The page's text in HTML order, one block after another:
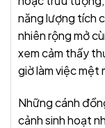
năng lượng tích
nhiên rộng mở
xem cảm thấy
giờ làm việc mệt
Những cánh
cảnh sinh hoạt